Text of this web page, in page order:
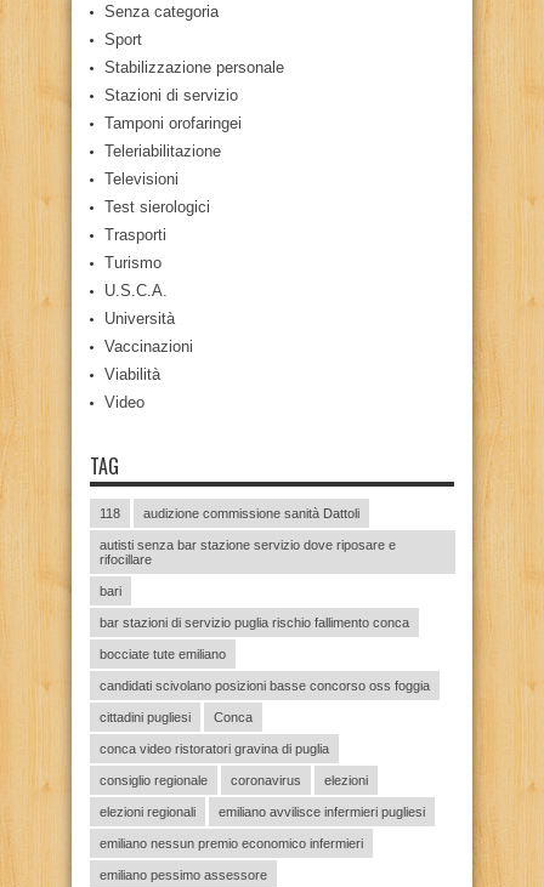
Senza categoria
Sport
Stabilizzazione personale
Stazioni di servizio
Tamponi orofaringei
Teleriabilitazione
Televisioni
Test sierologici
Trasporti
Turismo
U.S.C.A.
Università
Vaccinazioni
Viabilità
Video
TAG
118 audizione commissione sanità Dattoli
autisti senza bar stazione servizio dove riposare e
rifocillare
bari
bar stazioni di servizio puglia rischio fallimento conca
bocciate tute emiliano
candidati scivolano posizioni basse concorso oss foggia
cittadini pugliesi Conca
conca video ristoratori gravina di puglia
consiglio regionale coronavirus elezioni
elezioni regionali emiliano avvilisce infermieri pugliesi
emiliano nessun premio economico infermieri
emiliano pessimo assessore